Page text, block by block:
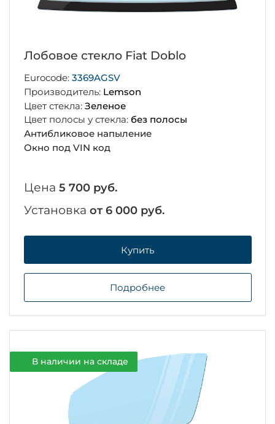
Лобовое стекло Fiat Doblo
Eurocode: 3369AGSV
Производитель: Lemson
Цвет стекла: Зеленое
Цвет полосы у стекла: без полосы
Антибликовое напыление
Окно под VIN код
Цена 5 700 руб.
Установка от 6 000 руб.
Купить
Подробнее
В наличии на складе